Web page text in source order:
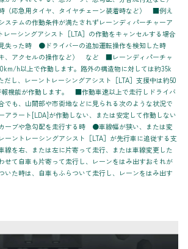
（応急用タイヤ、タイヤチェーン装着時など） ■例え
ステムの作動条件が満たされずレーンディパーチャーア
レーシングアシスト［LTA］の作動をキャンセルする場合
った時 ●ドライバーの追加運転操作を検知した時
キ、アクセルの操作など） など ■レーンディパーチャ
h以上で作動します。路外の構造物に対しては約35k
し、レーントレーシングアシスト［LTA］支援中は約50
機能が作動します。 ■作動車速以上で走行しドライバ
でも、山間部や市街地などに見られる次のような状況で
アラート[LDA]が作動しない、または安定して作動しない
ブや急勾配を走行する時 ●車線幅が狭い、または変
トレーシングアシスト［LTA］が先行車に追従する支
線を右、または左に片寄って走行、または車線変更した
せて自車も片寄って走行し、レーンをはみ出すおそれが
いた時は、自車もふらついて走行し、レーンをはみ出す